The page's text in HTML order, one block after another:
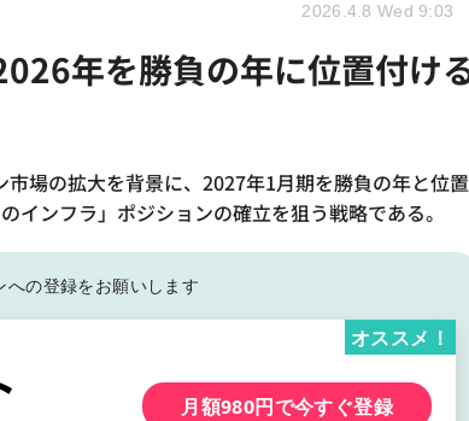
年を勝負の年に位置付け
場の拡大を背景に、2027年1月期を勝負の年と位
ンフラ」ポジションの確立を狙う戦略である。
2026.4.8 Wed 9:03
への登録をお願いします
オススメ！
月額980円で今すぐ登録